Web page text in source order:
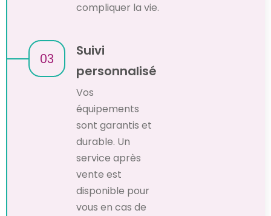
compliquer la vie.
03
Suivi
personnalisé
Vos
équipements
sont garantis et
durable. Un
service après
vente est
disponible pour
vous en cas de